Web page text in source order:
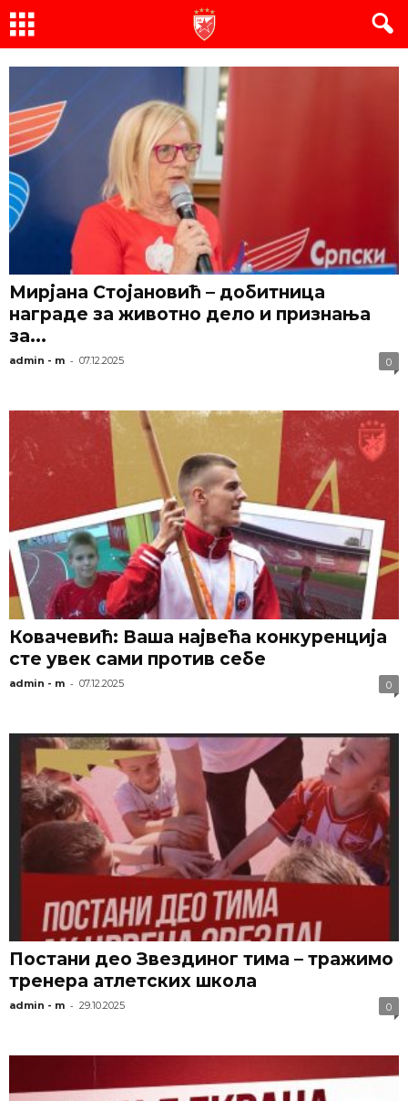
Мирјана Стојановић – добитница
награде за животно дело и признања
за...
admin - m - 07.12.2025 0
Ковачевић: Ваша највећа конкуренција
сте увек сами⁠ против себе
admin - m - 07.12.2025 0
Постани део Звездиног тима – тражимо
тренера атлетских школа
admin - m - 29.10.2025 0